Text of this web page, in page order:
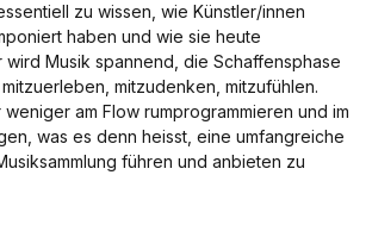
zu wissen, wie Künstler/innen
haben und wie sie heute
wird Musik spannend, die Schaffensphase
mitzudenken, mitzufühlen.
am Flow rumprogrammieren und im
was es denn heisst, eine umfangreiche
führen und anbieten zu